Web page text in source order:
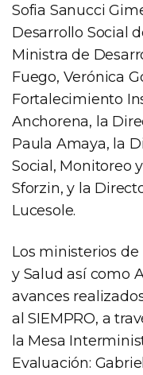
Sofia Sanucci
Desarrollo Social
Ministra de
Fuego, Verónica
Fortalecimiento
Anchorena, la
Paula Amaya, la
Social, Monitoreo
Sforzin, y la
Lucesole.
Los ministerios de
y Salud así como
avances
al SIEMPRO, a
la Mesa
Evaluación: